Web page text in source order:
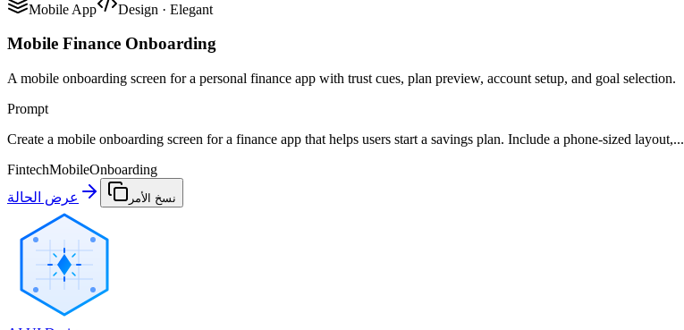
Mobile App Design · Elegant
Mobile Finance Onboarding
A mobile onboarding screen for a personal finance app with trust cues, plan preview, account setup, and goal selection.
Prompt
Create a mobile onboarding screen for a finance app that helps users start a savings plan. Include a phone-sized layout,...
FintechMobileOnboarding
عرض الحالة
نسخ الأمر